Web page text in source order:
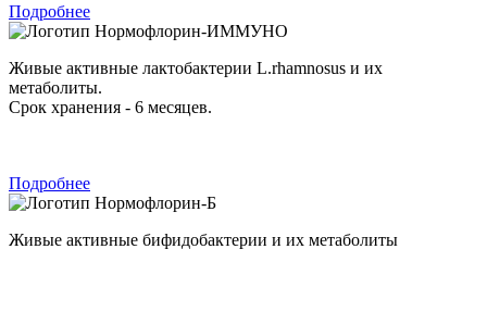
Подробнее
Нормофлорин-ИММУНО
Живые активные лактобактерии L.rhamnosus и их
метаболиты.
Срок хранения - 6 месяцев.
Подробнее
Нормофлорин-Б
Живые активные бифидобактерии и их метаболиты